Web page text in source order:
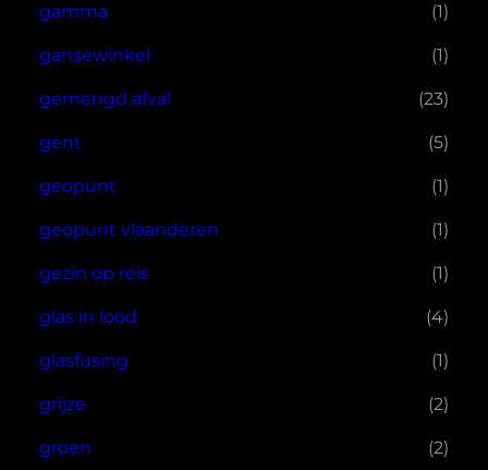
gamma (1)
gansewinkel (1)
gemengd afval (23)
gent (5)
geopunt (1)
geopunt vlaanderen (1)
gezin op reis (1)
glas in lood (4)
glasfusing (1)
grijze (2)
groen (2)